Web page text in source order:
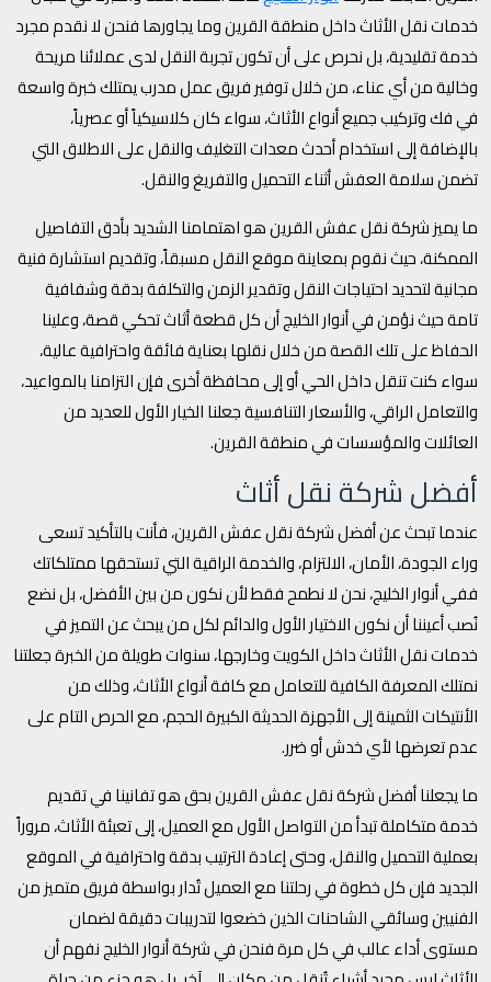
خدمات نقل الأثاث داخل منطقة القرين وما يجاورها فنحن لا نقدم مجرد
خدمة تقليدية، بل نحرص على أن تكون تجربة النقل لدى عملائنا مريحة
وخالية من أي عناء، من خلال توفير فريق عمل مدرب يمتلك خبرة واسعة
في فك وتركيب جميع أنواع الأثاث، سواء كان كلاسيكياً أو عصرياً،
بالإضافة إلى استخدام أحدث معدات التغليف والنقل على الاطلاق التي
تضمن سلامة العفش أثناء التحميل والتفريغ والنقل.
ما يميز شركة نقل عفش القرين هو اهتمامنا الشديد بأدق التفاصيل
الممكنة، حيث نقوم بمعاينة موقع النقل مسبقاً، وتقديم استشارة فنية
مجانية لتحديد احتياجات النقل وتقدير الزمن والتكلفة بدقة وشفافية
تامة حيث نؤمن في أنوار الخليج أن كل قطعة أثاث تحكي قصة، وعلينا
الحفاظ على تلك القصة من خلال نقلها بعناية فائقة واحترافية عالية،
سواء كنت تنقل داخل الحي أو إلى محافظة أخرى فإن التزامنا بالمواعيد،
والتعامل الراقي، والأسعار التنافسية جعلنا الخيار الأول للعديد من
العائلات والمؤسسات في منطقة القرين.
أفضل شركة نقل أثاث
عندما تبحث عن أفضل شركة نقل عفش القرين، فأنت بالتأكيد تسعى
وراء الجودة، الأمان، الالتزام، والخدمة الراقية التي تستحقها ممتلكاتك
ففي أنوار الخليج، نحن لا نطمح فقط لأن نكون من بين الأفضل، بل نضع
نُصب أعيننا أن نكون الاختيار الأول والدائم لكل من يبحث عن التميز في
خدمات نقل الأثاث داخل الكويت وخارجها، سنوات طويلة من الخبرة جعلتنا
نمتلك المعرفة الكافية للتعامل مع كافة أنواع الأثاث، وذلك من
الأنتيكات الثمينة إلى الأجهزة الحديثة الكبيرة الحجم، مع الحرص التام على
عدم تعرضها لأي خدش أو ضرر.
ما يجعلنا أفضل شركة نقل عفش القرين بحق هو تفانينا في تقديم
خدمة متكاملة تبدأ من التواصل الأول مع العميل، إلى تعبئة الأثاث، مروراً
بعملية التحميل والنقل، وحتى إعادة الترتيب بدقة واحترافية في الموقع
الجديد فإن كل خطوة في رحلتنا مع العميل تُدار بواسطة فريق متميز من
الفنيين وسائقي الشاحنات الذين خضعوا لتدريبات دقيقة لضمان
مستوى أداء عالب في كل مرة فنحن في شركة أنوار الخليج نفهم أن